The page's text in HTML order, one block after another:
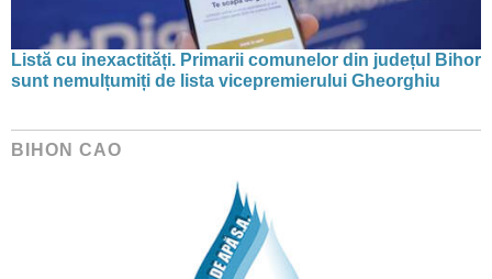
Listă cu inexactități. Primarii comunelor din județul Bihor
sunt nemulțumiți de lista vicepremierului Gheorghiu
BIHON CAO